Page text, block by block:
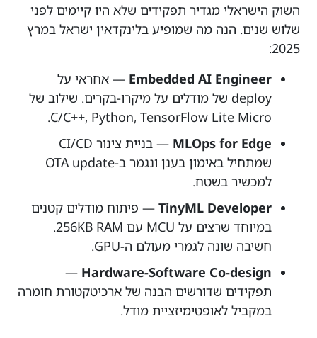
השוק הישראלי מגדיר תפקידים שלא היו קיימים לפני
שלוש שנים. הנה מה שמופיע בלינקדאין ישראל במרץ
2025:
Embedded AI Engineer — אחראי על
deploy של מודלים על מיקרו-בקרים. שילוב של
C/C++, Python, TensorFlow Lite Micro.
MLOps for Edge
— בניית צינור CI/CD
שמתחיל באימון בענן ונגמר ב-OTA update
למכשיר בשטח.
TinyML Developer — פיתוח מודלים קטנים
במיוחד שרצים על MCU עם 256KB RAM.
חשיבה שונה לגמרי מעולם ה-GPU.
Hardware-Software Co-design
—
תפקידים שדורשים הבנה של ארכיטקטורת חומרה
במקביל לאופטימיזציית מודל.